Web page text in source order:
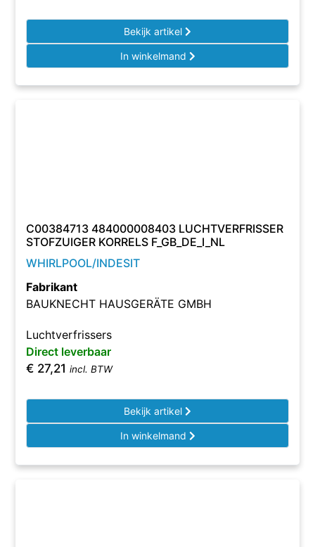
Bekijk artikel
In winkelmand
C00384713 484000008403 LUCHTVERFRISSER
STOFZUIGER KORRELS F_GB_DE_I_NL
WHIRLPOOL/INDESIT
Fabrikant
BAUKNECHT HAUSGERÄTE GMBH
Luchtverfrissers
Direct leverbaar
€ 27,21 incl. BTW
Bekijk artikel
In winkelmand